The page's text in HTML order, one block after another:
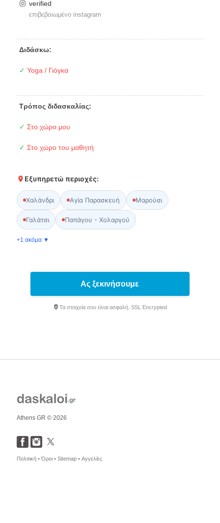
verified
επιβεβαιωμένο instagram
Διδάσκω:
✓ Yoga / Γιόγκα
Τρόπος διδασκαλίας:
✓ Στο χώρο μου
✓ Στο χώρο του μαθητή
Εξυπηρετώ περιοχές:
Χαλάνδρι Αγία Παρασκευή Μαρούσι
Γαλάτσι Παπάγου - Χολαργού
+1 ακόμα ▼
Ας ξεκινήσουμε
Τα στοιχεία σου είναι ασφαλή. SSL Encrypted
Athens GR © 2026
Πολιτική •Όροι • Sitemap • Αγγελίες